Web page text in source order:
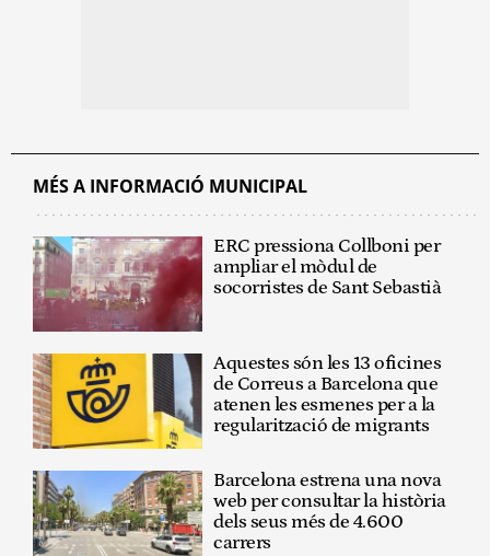
MÉS A INFORMACIÓ MUNICIPAL
ERC pressiona Collboni per
ampliar el mòdul de
socorristes de Sant Sebastià
Aquestes són les 13 oficines
de Correus a Barcelona que
atenen les esmenes per a la
regularització de migrants
Barcelona estrena una nova
web per consultar la història
dels seus més de 4.600
carrers